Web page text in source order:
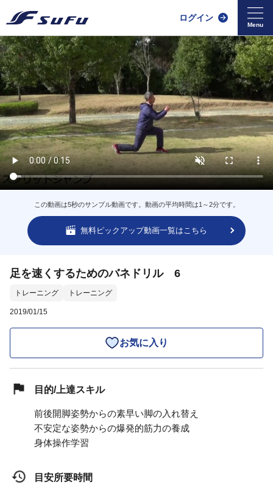
ログイン
この動画は5秒のサンプル動画です。動画の平均時間は1～2分です。
無料ピックアップ動画一覧はこちら
足を速くするためのバネドリル 6
トレーニング トレーニング
2019/01/15
お気に入り
目的/上達スキル
前後開脚姿勢からの素早い脚の入れ替え
不安定な姿勢からの爆発的筋力の養成
身体操作学習
目安所要時間